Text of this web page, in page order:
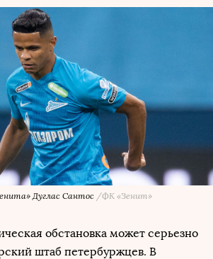
Дуглас Сантос /ФК «Зенит»
обстановка может серьезно
штаб петербуржцев. В